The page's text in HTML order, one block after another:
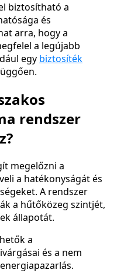
biztosítható a
és
arra, hogy a
a legújabb
egy biztosíték
rendszer
megelőzni a
a hatékonyságát és
A rendszer
a hűtőközeg szintjét,
állapotát.
a
és a nem